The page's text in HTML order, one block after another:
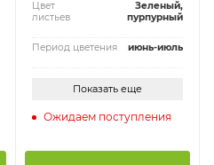
Цвет
листьев
Зеленый,
пурпурный
Период цветения июнь-июль
Показать еще
Ожидаем поступления